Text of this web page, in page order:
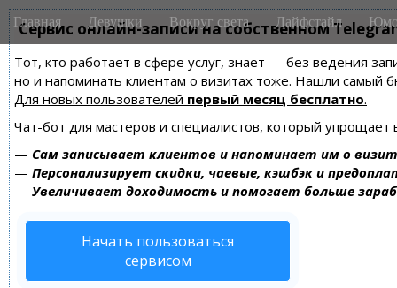
Сервис онлайн-записи на собственном
Тот, кто работает в сфере услуг, знает — без ведения
но и напоминать клиентам о визитах тоже. Нашли самый
Для новых пользователей первый месяц бесплатно.
Чат-бот для мастеров и специалистов, который упрощает
— Сам записывает клиентов и напоминает им о
— Персонализирует скидки, чаевые, кэшбэк и
— Увеличивает доходимость и помогает больше
Начать пользоваться
сервисом
M
a
n
m
e
n
u
i
Главная Девушки Вокруг света Лайфстайл